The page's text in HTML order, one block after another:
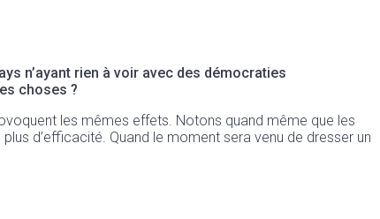
n’ayant rien à voir avec des démocraties
choses ?
les mêmes effets. Notons quand même que les
d’efficacité. Quand le moment sera venu de dresser un